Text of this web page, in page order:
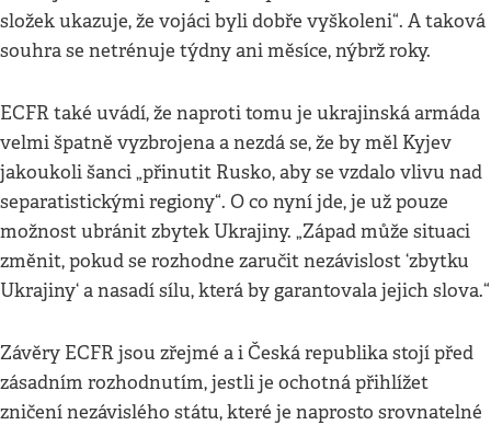
složek ukazuje, že vojáci byli dobře vyškoleni“. A taková
souhra se netrénuje týdny ani měsíce, nýbrž roky.
ECFR také uvádí, že naproti tomu je ukrajinská armáda
velmi špatně vyzbrojena a nezdá se, že by měl Kyjev
jakoukoli šanci „přinutit Rusko, aby se vzdalo vlivu nad
separatistickými regiony“. O co nyní jde, je už pouze
možnost ubránit zbytek Ukrajiny. „Západ může situaci
změnit, pokud se rozhodne zaručit nezávislost ‘zbytku
Ukrajiny‘ a nasadí sílu, která by garantovala jejich slova.“
Závěry ECFR jsou zřejmé a i Česká republika stojí před
zásadním rozhodnutím, jestli je ochotná přihlížet
zničení nezávislého státu, které je naprosto srovnatelné